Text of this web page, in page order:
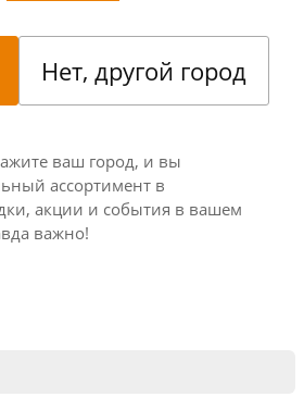
Нет, другой город
ваш город, и вы
ассортимент в
акции и события в вашем
важно!